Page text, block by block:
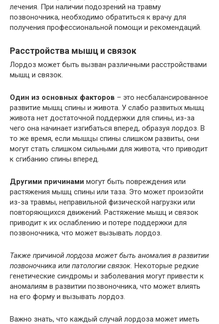
лечения. При наличии подозрений на травму
позвоночника, необходимо обратиться к врачу для
получения профессиональной помощи и рекомендаций.
Расстройства мышц и связок
Лордоз может быть вызван различными расстройствами
мышц и связок.
Один из основных факторов – это несбалансированное
развитие мышц спины и живота. У слабо развитых мышц
живота нет достаточной поддержки для спины, из-за
чего она начинает изгибаться вперед, образуя лордоз. В
то же время, если мышцы спины слишком развиты, они
могут стать слишком сильными для живота, что приводит
к сгибанию спины вперед.
Другими причинами могут быть повреждения или
растяжения мышц спины или таза. Это может произойти
из-за травмы, неправильной физической нагрузки или
повторяющихся движений. Растяжение мышц и связок
приводит к их ослаблению и потере поддержки для
позвоночника, что может вызывать лордоз.
Также причиной лордоза может быть аномалия в развитии
позвоночника или патологии связок. Некоторые редкие
генетические синдромы и заболевания могут привести к
аномалиям в развитии позвоночника, что может влиять
на его форму и вызывать лордоз.
Важно знать, что каждый случай лордоза может иметь